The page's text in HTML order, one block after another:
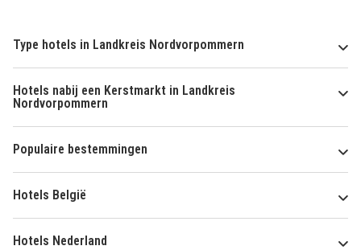
Type hotels in Landkreis Nordvorpommern
Hotels nabij een Kerstmarkt in Landkreis
Nordvorpommern
Populaire bestemmingen
Hotels België
Hotels Nederland